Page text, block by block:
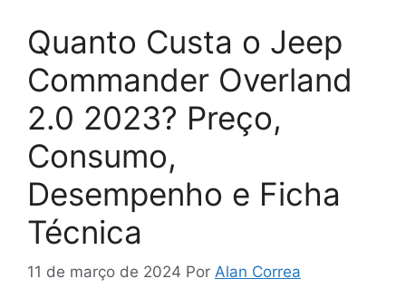
Quanto Custa o Jeep
Commander Overland
2.0 2023? Preço,
Consumo,
Desempenho e Ficha
Técnica
11 de março de 2024 Por Alan Correa